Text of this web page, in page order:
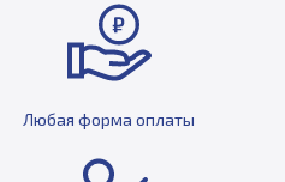
Любая форма оплаты